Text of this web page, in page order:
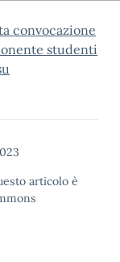
convocazione
studenti
articolo è